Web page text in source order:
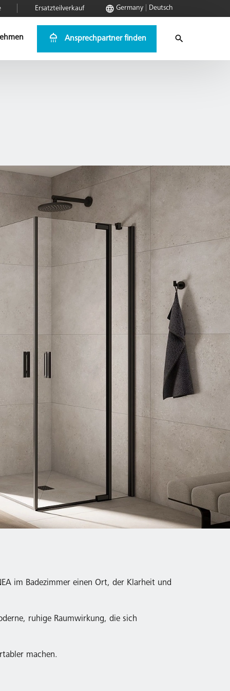
Ersatzteilverkauf Germany Deutsch
Ansprechpartner finden
im Badezimmer einen Ort, der Klarheit und
ruhige Raumwirkung, die sich
machen.